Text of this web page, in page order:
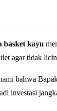
basket kayu
agar tidak
bahwa
investasi